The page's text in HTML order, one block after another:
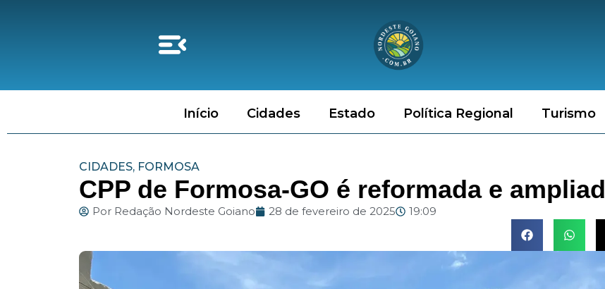
Início Cidades Estado Política Regional Turismo
CIDADES, FORMOSA
CPP de Formosa-GO é reformada e
Por Redação Nordeste Goiano 28 de fevereiro de 2025 19:09